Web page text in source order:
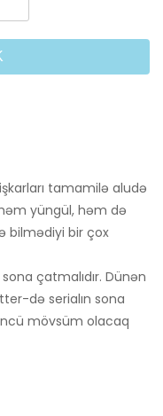
tamamilə aludə
yüngül, həm də
bilmədiyi bir çox
çatmalıdır. Dünən
də serialın sona
mövsüm olacaq